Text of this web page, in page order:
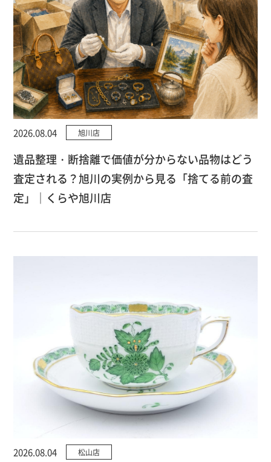
2026.08.04 旭川店
遺品整理・断捨離で価値が分からない品物はどう
査定される？旭川の実例から見る「捨てる前の査
定」｜くらや旭川店
2026.08.04 松山店